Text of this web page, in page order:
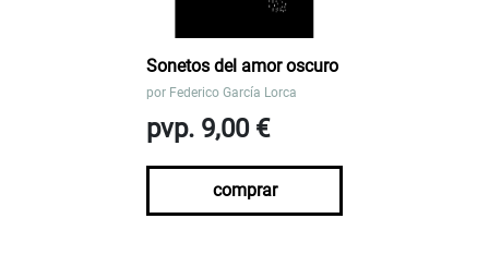
Sonetos del amor oscuro
por Federico García Lorca
pvp. 9,00 €
comprar